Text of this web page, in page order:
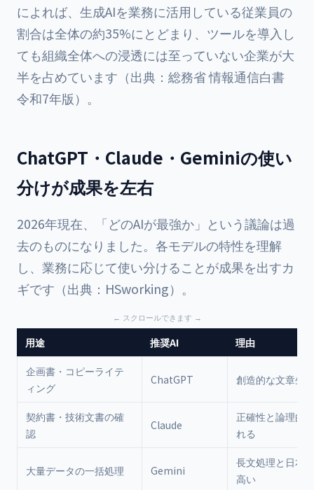
によれば、生成AIを業務に活用している従業員の
割合は全体の約35%にとどまり、ツールを導入し
ても組織全体への浸透には至っていない企業が大
半を占めています（出典：総務省 情報通信白書
令和7年版）。
ChatGPT・Claude・Geminiの使い
分けが成果を左右
2026年現在、「どのAIが最強か」という議論は過
去のものになりました。各モデルの特性を理解
し、業務に応じて使い分けることが成果を出すカ
ギです（出典：HSworking）。
用途 推奨AI 理由
企画書・コピーライテ
ィング
ChatGPT 創造的な文章生
契約書・技術文書の確
認
Claude
正確性と論理的
れる
大量データの一括処理 Gemini
長文処理と日本
高い